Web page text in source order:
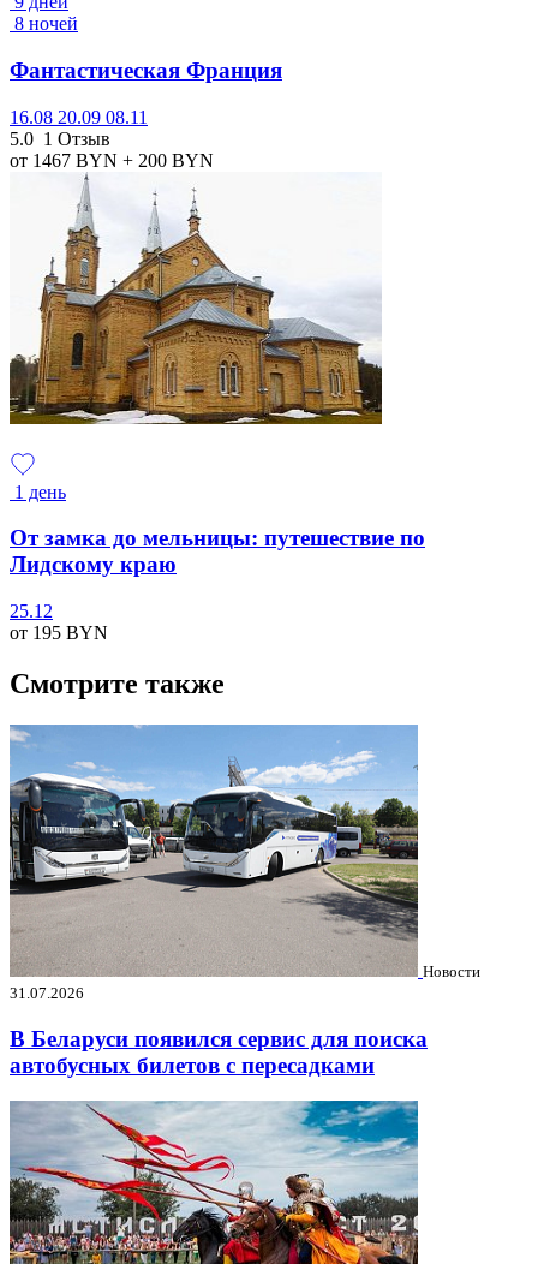
8 ночей
Фантастическая Франция
16.08 20.09 08.11
5.0 1 Отзыв
от 1467 BYN + 200 BYN
1 день
От замка до мельницы: путешествие по
Лидскому краю
25.12
от 195 BYN
Смотрите также
Новости
31.07.2026
В Беларуси появился сервис для поиска
автобусных билетов с пересадками